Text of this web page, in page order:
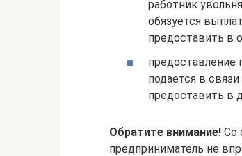
работник
обязуется
предоставить в
подается в
предоставить в
Обратите внимание! Со
предприниматель не